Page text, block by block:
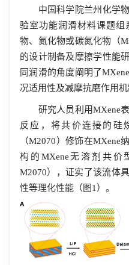
中国科学院兰州化学物
验室功能润滑材料课题组
物、氮化物或碳氮化物（
的设计制备及摩擦学性能
同润滑的角度阐明了MXene
况适用性及减摩抗磨作用机
研究人员利用MXene
反应，将共价连接的硅
（M2070 ）修饰在MXene
构的 MXene无溶剂共价
M2070），证实了该流体
性等理化性能（图 1 ）。